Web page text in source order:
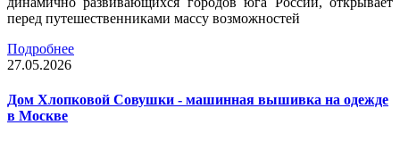
перед путешественниками массу возможностей
Подробнее
27.05.2026
Дом Хлопковой Совушки - машинная вышивка на одежде
в Москве